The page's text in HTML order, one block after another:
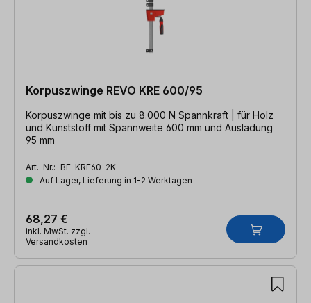
Korpuszwinge REVO KRE 600/95
Korpuszwinge mit bis zu 8.000 N Spannkraft | für Holz
und Kunststoff mit Spannweite 600 mm und Ausladung
95 mm
Art.-Nr.: BE-KRE60-2K
Auf Lager, Lieferung in 1-2 Werktagen
68,27 €
inkl. MwSt. zzgl.
Versandkosten